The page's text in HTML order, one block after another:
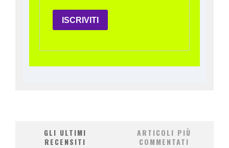
ISCRIVITI
GLI ULTIMI
RECENSITI
ARTICOLI PIÙ
COMMENTATI